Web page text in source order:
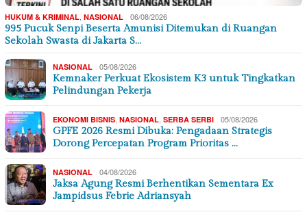
HUKUM & KRIMINAL NASIONAL 06/08/2026
995 Pucuk Senpi Beserta Amunisi Ditemukan di Ruangan
Sekolah Swasta di Jakarta S…
NASIONAL 05/08/2026
Kemnaker Perkuat Ekosistem K3 untuk Tingkatkan
Pelindungan Pekerja
EKONOMI BISNIS NASIONAL SERBA SERBI 05/08/2026
GPFE 2026 Resmi Dibuka: Pengadaan Strategis
Dorong Percepatan Program Prioritas …
NASIONAL 04/08/2026
Jaksa Agung Resmi Berhentikan Sementara Ex
Jampidsus Febrie Adriansyah